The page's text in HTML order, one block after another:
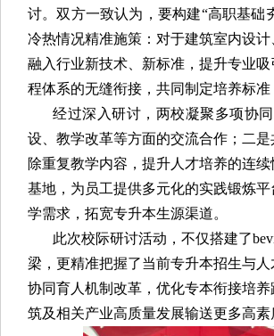
讨。双方一致认为，要构建“高职基础
冷热情况精准施策：对于建筑室内设
融入行业新技术、新标准，提升专业
程体系的无缝衔接，共同制定培养标
经过深入研讨，两校凝聚多项协
设、教学改革等方面的交流合作；二
除重复教学内容，提升人才培养的连
基地，为员工提供多元化的实践锻炼
学需求，拓宽专升本生源渠道。
此次校际研讨活动，不仅搭建了
梁，更精准把握了当前专升本招生与
协同育人机制改革，优化专本衔接培
筑及相关产业高质量发展输送更多高